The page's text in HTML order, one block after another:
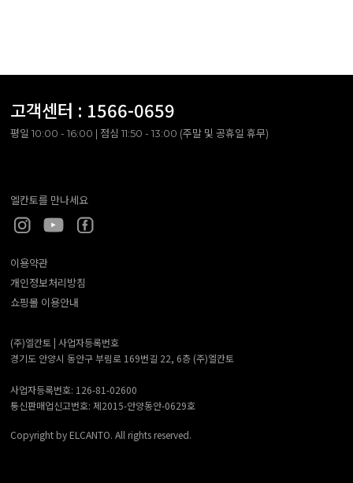
고객센터 : 1566-0659
평일 10:00 - 16:00 | 점심 11:50 - 13:00 (주말 및 공휴일 휴무)
엘칸토를 만나세요
이용약관
개인정보처리방침
쇼핑몰 이용안내
(주)엘칸토 | 사업자등록번호
경기도 안양시 동안구 부림로 169번길 22, 6층 (주)엘칸토
사업자등록번호: 126-81-02600
통신판매업신고번호: 제2015-안양동안-0629호
Copyright by ELCANTO. All rights reserved.